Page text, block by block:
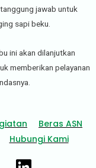
jawab untuk
sapi beku.
ini akan dilanjutkan
memberikan pelayanan
Beras ASN
Hubungi Kami